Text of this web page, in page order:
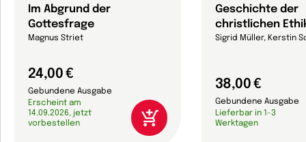
Im Abgrund der
Gottesfrage
Magnus Striet
24,00 €
Gebundene Ausgabe
Erscheint am
14.09.2026, jetzt
vorbestellen
Geschichte der
christlichen
Sigrid Müller, Kerstin
38,00 €
Gebundene Ausgabe
Lieferbar in 1-3
Werktagen